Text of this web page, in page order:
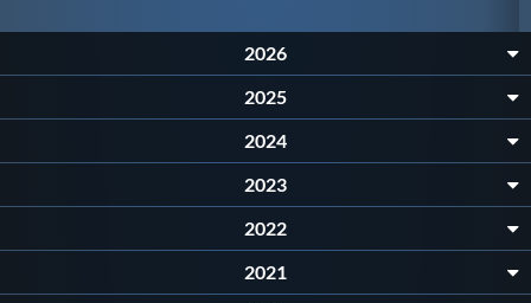
2026
2025
2024
2023
2022
2021